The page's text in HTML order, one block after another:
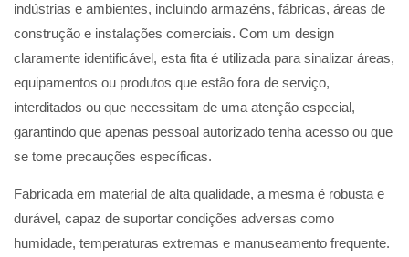
indústrias e ambientes, incluindo armazéns, fábricas, áreas de
construção e instalações comerciais. Com um design
claramente identificável, esta fita é utilizada para sinalizar áreas,
equipamentos ou produtos que estão fora de serviço,
interditados ou que necessitam de uma atenção especial,
garantindo que apenas pessoal autorizado tenha acesso ou que
se tome precauções específicas.
Fabricada em material de alta qualidade, a mesma é robusta e
durável, capaz de suportar condições adversas como
humidade, temperaturas extremas e manuseamento frequente.